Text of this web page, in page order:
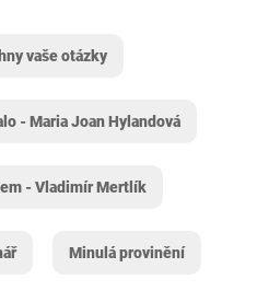
vaše otázky
- Maria Joan Hylandová
- Vladimír Mertlík
Minulá provinění